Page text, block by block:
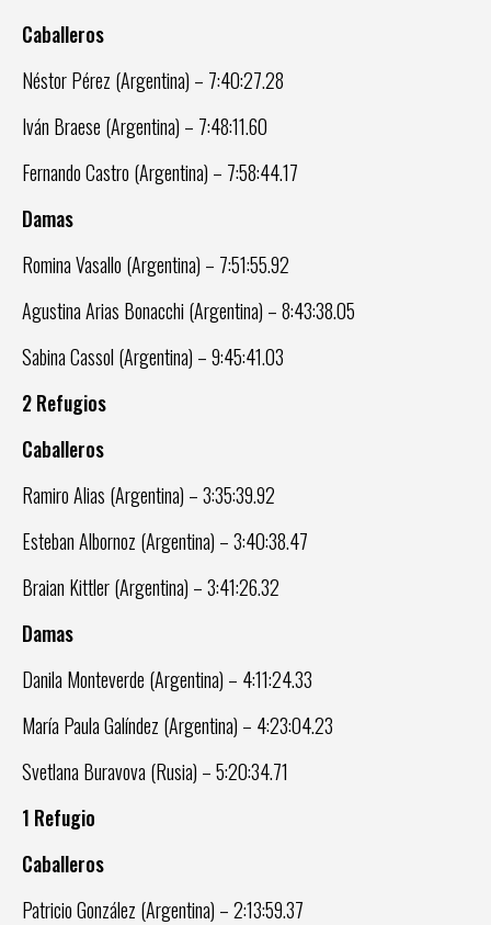
Caballeros
Néstor Pérez (Argentina) – 7:40:27.28
Iván Braese (Argentina) – 7:48:11.60
Fernando Castro (Argentina) – 7:58:44.17
Damas
Romina Vasallo (Argentina) – 7:51:55.92
Agustina Arias Bonacchi (Argentina) – 8:43:38.05
Sabina Cassol (Argentina) – 9:45:41.03
2 Refugios
Caballeros
Ramiro Alias (Argentina) – 3:35:39.92
Esteban Albornoz (Argentina) – 3:40:38.47
Braian Kittler (Argentina) – 3:41:26.32
Damas
Danila Monteverde (Argentina) – 4:11:24.33
María Paula Galíndez (Argentina) – 4:23:04.23
Svetlana Buravova (Rusia) – 5:20:34.71
1 Refugio
Caballeros
Patricio González (Argentina) – 2:13:59.37